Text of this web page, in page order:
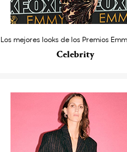
Los mejores looks de los Premios
Celebrity